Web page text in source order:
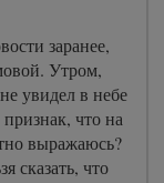
заранее,
Утром,
увидел в небе
что на
выражаюсь?
сказать, что